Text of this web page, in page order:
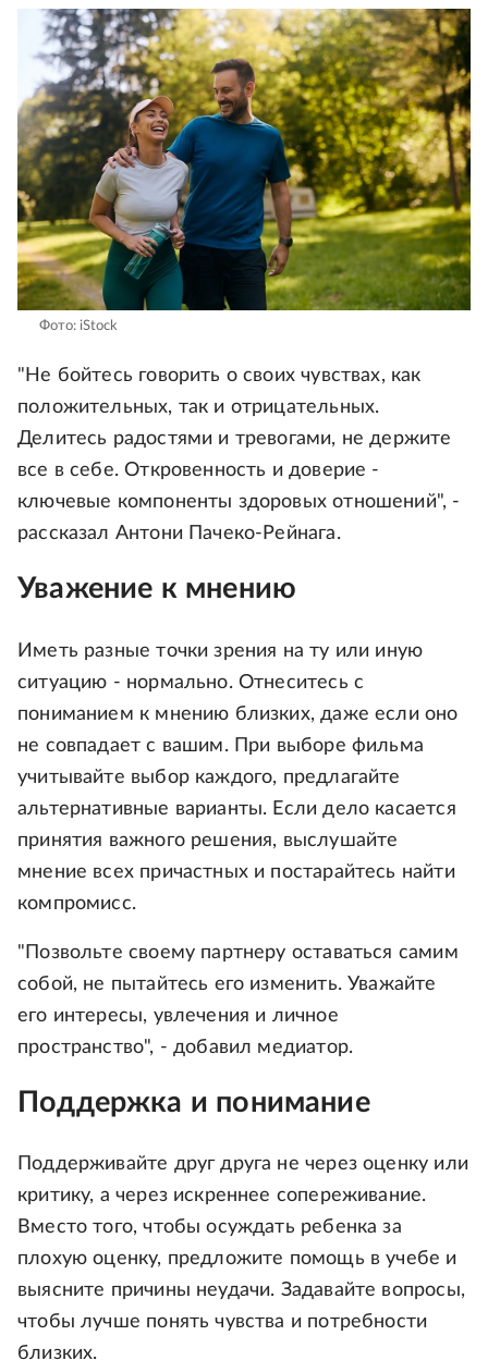
Фото: iStock
"Не бойтесь говорить о своих чувствах, как
положительных, так и отрицательных.
Делитесь радостями и тревогами, не держите
все в себе. Откровенность и доверие -
ключевые компоненты здоровых отношений", -
рассказал Антони Пачеко-Рейнага.
Уважение к мнению
Иметь разные точки зрения на ту или иную
ситуацию - нормально. Отнеситесь с
пониманием к мнению близких, даже если оно
не совпадает с вашим. При выборе фильма
учитывайте выбор каждого, предлагайте
альтернативные варианты. Если дело касается
принятия важного решения, выслушайте
мнение всех причастных и постарайтесь найти
компромисс.
"Позвольте своему партнеру оставаться самим
собой, не пытайтесь его изменить. Уважайте
его интересы, увлечения и личное
пространство", - добавил медиатор.
Поддержка и понимание
Поддерживайте друг друга не через оценку или
критику, а через искреннее сопереживание.
Вместо того, чтобы осуждать ребенка за
плохую оценку, предложите помощь в учебе и
выясните причины неудачи. Задавайте вопросы,
чтобы лучше понять чувства и потребности
близких.